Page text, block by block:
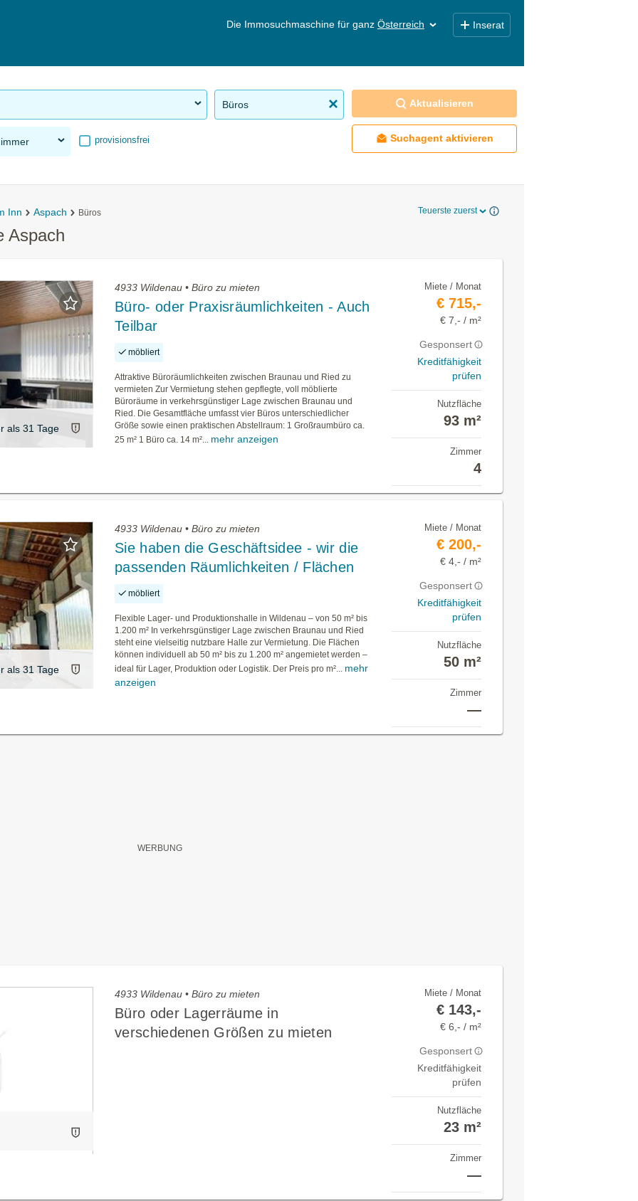
Die Immosuchmaschine für ganz Österreich Inserat
Büros
provisionsfrei
Aktualisieren
Suchagent aktivieren
Inn Aspach Büros Teuerste zuerst
Aspach
als 31 Tage
4933 Wildenau • Büro zu mieten
Büro- oder Praxisräumlichkeiten - Auch
Teilbar
möbliert
Attraktive Büroräumlichkeiten zwischen Braunau und Ried zu
vermieten Zur Vermietung stehen gepflegte, voll möblierte
Büroräume in verkehrsgünstiger Lage zwischen Braunau und
Ried. Die Gesamtfläche umfasst vier Büros unterschiedlicher
Größe sowie einen praktischen Abstellraum: 1 Großraumbüro ca.
25 m² 1 Büro ca. 14 m²... mehr anzeigen
Miete / Monat
€ 715,-
€ 7,- / m²
Gesponsert
Kreditfähigkeit
prüfen
Nutzfläche
93 m²
Zimmer
4
als 31 Tage
4933 Wildenau • Büro zu mieten
Sie haben die Geschäftsidee - wir die
passenden Räumlichkeiten / Flächen
möbliert
Flexible Lager- und Produktionshalle in Wildenau – von 50 m² bis
1.200 m² In verkehrsgünstiger Lage zwischen Braunau und Ried
steht eine vielseitig nutzbare Halle zur Vermietung. Die Flächen
können individuell ab 50 m² bis zu 1.200 m² angemietet werden –
ideal für Lager, Produktion oder Logistik. Der Preis pro m²... mehr
anzeigen
Miete / Monat
€ 200,-
€ 4,- / m²
Gesponsert
Kreditfähigkeit
prüfen
Nutzfläche
50 m²
Zimmer
—
4933 Wildenau • Büro zu mieten
Büro oder Lagerräume in
verschiedenen Größen zu mieten
Miete / Monat
€ 143,-
€ 6,- / m²
Gesponsert
Kreditfähigkeit
prüfen
Nutzfläche
23 m²
Zimmer
—